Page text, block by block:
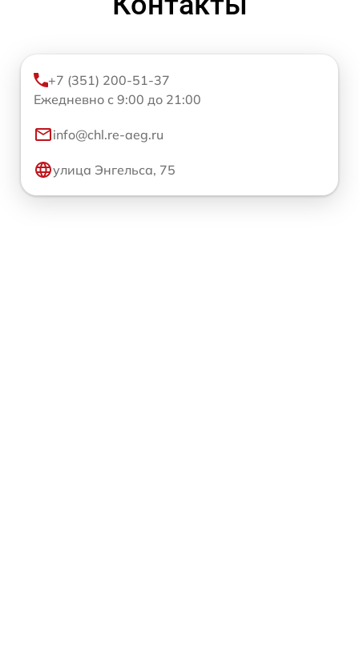
+7 (351) 200-51-37
Ежедневно с 9:00 до 21:00
info@chl.re-aeg.ru
улица Энгельса, 75